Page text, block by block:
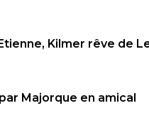
Kilmer rêve de
Majorque en amical